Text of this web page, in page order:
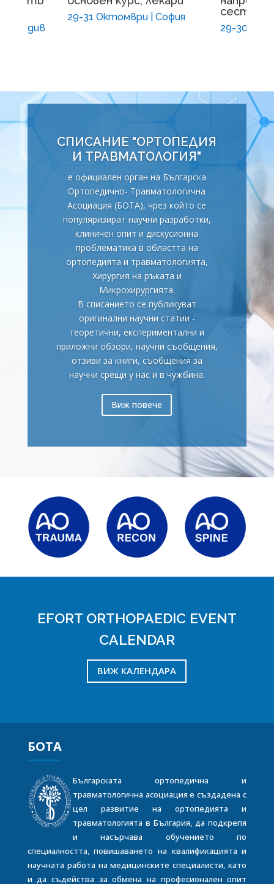
29-31 Октомври | София
сестри
29-30
СПИСАНИЕ "ОРТОПЕДИЯ
И ТРАВМАТОЛОГИЯ"
е официален орган на Българска
Ортопедично- Травматологична
Асоциация (БОТА), чрез който се
популяризират научни разработки,
клиничен опит и дискусионна
проблематика в областта на
ортопедията и травматологията,
Хирургия на ръката и
Микрохирургията.
В списанието се публикуват
оригинални научни статии -
теоретични, експериментални и
приложни обзори, научни съобщения,
отзиви за книги, съобщения за
научни срещи у нас и в чужбина.
Виж повече
EFORT ORTHOPAEDIC EVENT
CALENDAR
ВИЖ КАЛЕНДАРА
БОТА
Българската ортопедична и
травматологична асоциация е създадена с
цел развитие на ортопедията и
травматологията в България, да подкрепя
и насърчава обучението по
специалността, повишаването на квалификацията и
научната работа на медицинските специалисти, като
и да съдейства за обмена на професионален опит